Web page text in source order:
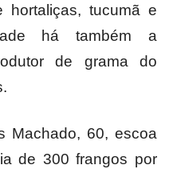
tucumã e
há também a
de grama do
Machado, 60, escoa
de 300 frangos por